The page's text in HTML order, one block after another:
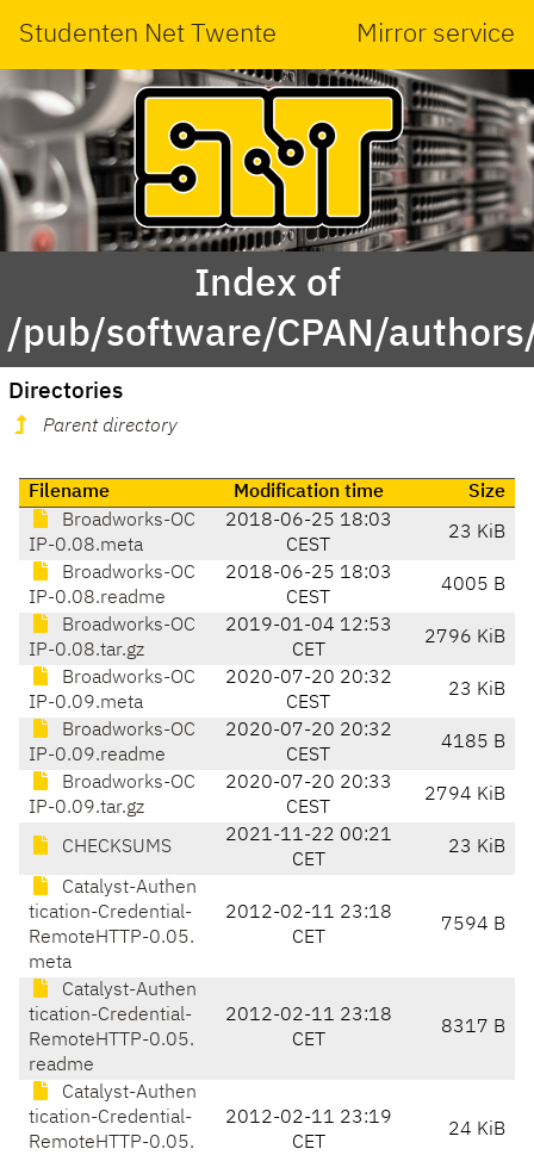
Studenten Net Twente Mirror service
Index of
/pub/software/CPAN/
Directories
Parent directory
Filename Modification time
Size
Broadworks-OC
IP-0.08.meta
2018-06-25 18:03
CEST
23 KiB
Broadworks-OC
IP-0.08.readme
2018-06-25 18:03
CEST
4005 B
Broadworks-OC
IP-0.08.tar.gz
2019-01-04 12:53
CET
2796 KiB
Broadworks-OC
IP-0.09.meta
2020-07-20 20:32
CEST
23 KiB
Broadworks-OC
IP-0.09.readme
2020-07-20 20:32
CEST
4185 B
Broadworks-OC
IP-0.09.tar.gz
2020-07-20 20:33
CEST
2794 KiB
CHECKSUMS
2021-11-22 00:21
CET
23 KiB
Catalyst-Authen
tication-Credential-
RemoteHTTP-0.05.
meta
2012-02-11 23:18
CET
7594 B
Catalyst-Authen
tication-Credential-
RemoteHTTP-0.05.
readme
2012-02-11 23:18
CET
8317 B
Catalyst-Authen
tication-Credential-
RemoteHTTP-0.05.
2012-02-11 23:19
CET
24 KiB